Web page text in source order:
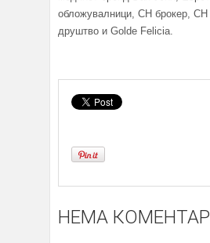
обложувалници, СН брокер, СН
друштво и Golde Felicia.
НЕМА